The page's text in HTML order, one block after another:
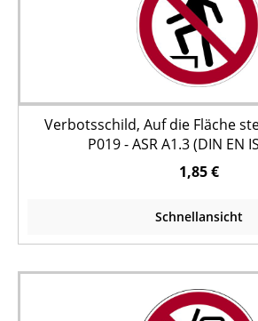
Verbotsschild, Auf die Fläche
P019 - ASR A1.3 (DIN EN
1,85 €
Schnellansicht